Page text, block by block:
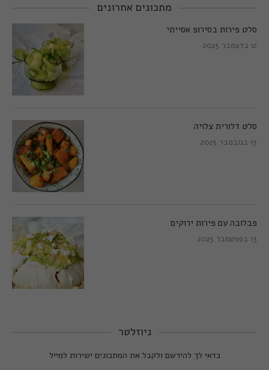
מתכונים אחרונים
סלט פירות בסירופ אסייתי
12 בדצמבר 2025
סלט דלורית צלויה
13 בנובמבר 2025
פבלובה עם פירות ירוקים
13 בספטמבר 2025
ניוזלטר
כדאי לך להירשם ולקבל את המתכונים ישירות למייל